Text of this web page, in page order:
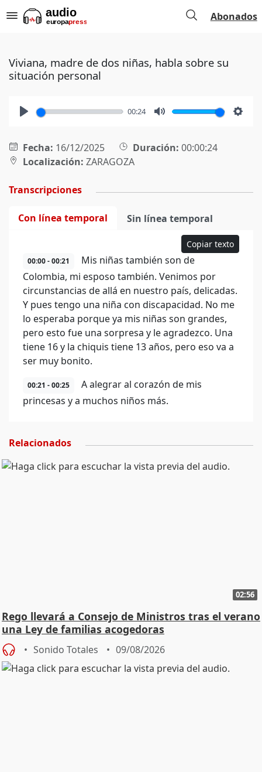
Abonados
Viviana, madre de dos niñas, habla sobre su
situación personal
00:24
Fecha: 16/12/2025 Duración: 00:00:24
Localización: ZARAGOZA
Transcripciones
Con línea temporal Sin línea temporal
Copiar texto
00:00 - 00:21
Mis niñas también son de
Colombia, mi esposo también. Venimos por
circunstancias de allá en nuestro país, delicadas.
Y pues tengo una niña con discapacidad. No me
lo esperaba porque ya mis niñas son grandes,
pero esto fue una sorpresa y le agradezco. Una
tiene 16 y la chiquis tiene 13 años, pero eso va a
ser muy bonito.
00:21 - 00:25
A alegrar al corazón de mis
princesas y a muchos niños más.
Relacionados
02:56
Rego llevará a Consejo de Ministros tras el verano
una Ley de familias acogedoras
Sonido Totales 09/08/2026